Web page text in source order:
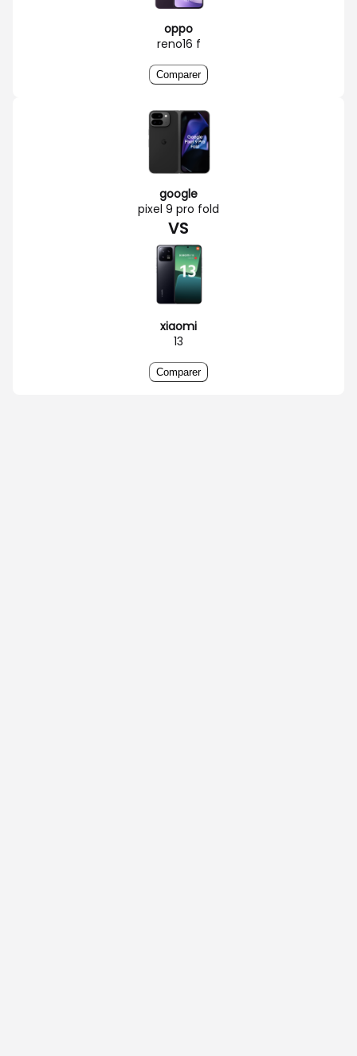
oppo
reno16 f
Comparer
google
pixel 9 pro fold
VS
xiaomi
13
Comparer